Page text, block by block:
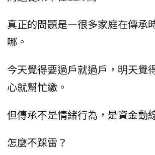
真正的問題是—很多家庭在傳承
哪。
今天覺得要過戶就過戶，明天覺
心就幫忙繳。
但傳承不是情緒行為，是資金動
怎麼不踩雷？